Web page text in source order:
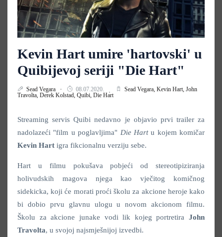
Kevin Hart umire 'hartovski' u
Quibijevoj seriji "Die Hart"
Sead Vegara 08.07.2020. Sead Vegara, Kevin Hart, John
Travolta, Derek Kolstad, Quibi, Die Hart
Streaming servis Quibi nedavno je objavio prvi trailer za
nadolazeći "film u poglavljima" Die Hartu kojem komičar
Kevin Hart igra fikcionalnu verziju sebe.
Hart u filmu pokušava pobjeći od stereotipiziranja
holivudskih magova njega kao vječitog komičnog
sidekicka, koji će morati proći školu za akcione heroje kako
bi dobio prvu glavnu ulogu u novom akcionom filmu.
Školu za akcione junake vodi lik kojeg portretira John
Travolta, u svojoj najsmješnijoj izvedbi.